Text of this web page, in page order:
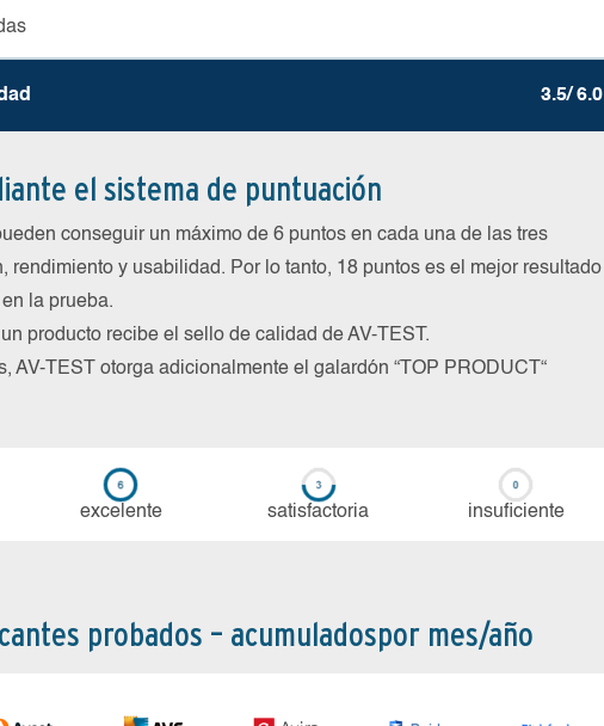
3.5/ 6.0
el sistema de puntuación
conseguir un máximo de 6 puntos en cada una de las tres
rendimiento y usabilidad. Por lo tanto, 18 puntos es el mejor resultado
la prueba.
producto recibe el sello de calidad de AV-TEST.
AV-TEST otorga adicionalmente el galardón “TOP PRODUCT“
ex­ce­len­te sa­tis­fac­to­ria in­su­fi­cien­te
probados – acumuladospor mes/año